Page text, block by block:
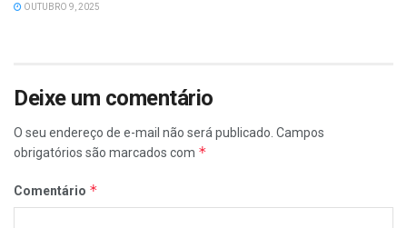
OUTUBRO 9, 2025
Deixe um comentário
O seu endereço de e-mail não será publicado. Campos
obrigatórios são marcados com *
Comentário *